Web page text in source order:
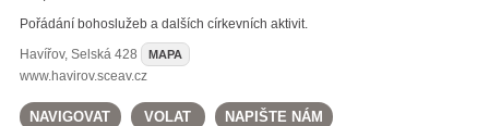
Pořádání bohoslužeb a dalších církevních aktivit.
Havířov, Selská 428 MAPA
www.havirov.sceav.cz
NAVIGOVAT VOLAT NAPIŠTE NÁM